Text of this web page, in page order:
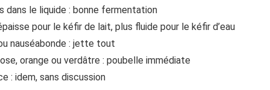
le liquide : bonne fermentation
pour le kéfir de lait, plus fluide pour le kéfir d’eau
nauséabonde : jette tout
orange ou verdâtre : poubelle immédiate
: idem, sans discussion